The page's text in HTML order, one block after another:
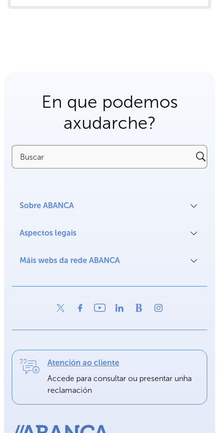
En que podemos
axudarche?
Buscar
Sobre ABANCA
Aspectos legais
Máis webs da rede ABANCA
Atención ao cliente
Accede para consultar ou presentar unha
reclamación